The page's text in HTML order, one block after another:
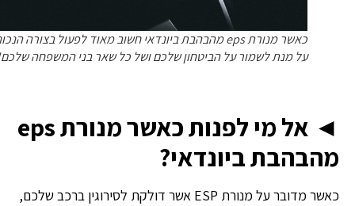
כאשר מנורת eps מהבהבת ביונדאי חשוב מאוד לפעול בצורה הנכונה
על מנת לשמור על הביטחון שלכם ושל כל שאר בני המשפחה שלכם!!
◄ אל מי לפנות כאשר מנורת eps
מהבהבת ביונדאי?
כאשר מדובר על מנורת ESP אשר דולקת לסירוגין ברכב שלכם,